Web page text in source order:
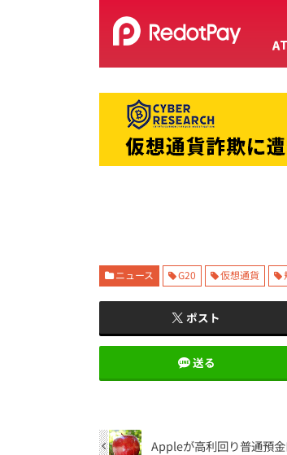
ニュース G20 仮想通貨
ポスト
送る
Appleが高利回り普通預